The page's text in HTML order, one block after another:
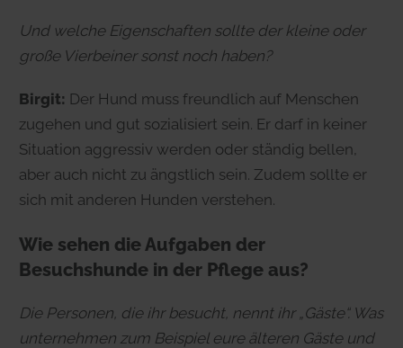
Und welche Eigenschaften sollte der kleine oder
große Vierbeiner sonst noch haben?
Birgit: Der Hund muss freundlich auf Menschen
zugehen und gut sozialisiert sein. Er darf in keiner
Situation aggressiv werden oder ständig bellen,
aber auch nicht zu ängstlich sein. Zudem sollte er
sich mit anderen Hunden verstehen.
Wie sehen die Aufgaben der
Besuchshunde in der Pflege aus?
Die Personen, die ihr besucht, nennt ihr „Gäste“. Was
unternehmen zum Beispiel eure älteren Gäste und